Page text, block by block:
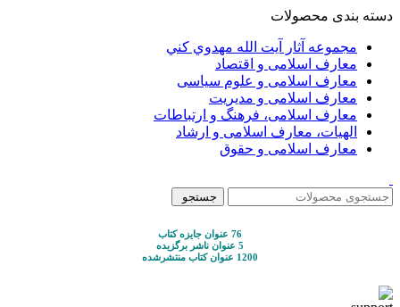
دسته بندی محصولات
مجموعه آثار آيت الله مهدوي كني
معارف اسلامی و اقتصاد
معارف اسلامی و علوم سیاسی
معارف اسلامی و مدیریت
معارف اسلامی، فرهنگ و ارتباطات
الهیات، معارف اسلامی و ارشاد
معارف اسلامی و حقوق
جستجو
76 عنوان جایزه کتاب
5 عنوان ناشر برگزیده
1200 عنوان کتاب منتشرشده